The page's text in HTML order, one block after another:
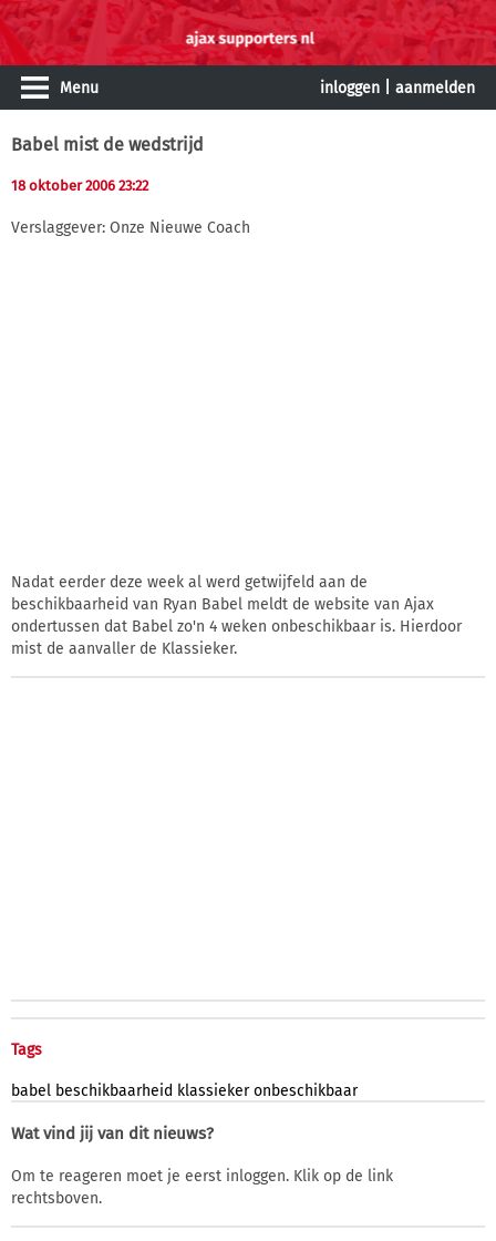
Menu inloggen aanmelden
Babel mist de wedstrijd
18 oktober 2006 23:22
Verslaggever: Onze Nieuwe Coach
Nadat eerder deze week al werd getwijfeld aan de
beschikbaarheid van Ryan Babel meldt de website van Ajax
ondertussen dat Babel zo'n 4 weken onbeschikbaar is. Hierdoor
mist de aanvaller de Klassieker.
Tags
babel beschikbaarheid klassieker onbeschikbaar
Wat vind jij van dit nieuws?
Om te reageren moet je eerst inloggen. Klik op de link
rechtsboven.